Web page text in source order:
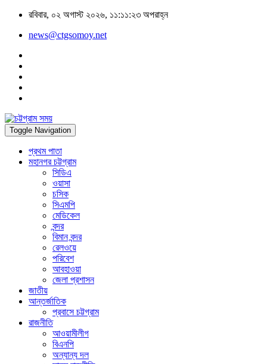
রবিবার, ০২ অগাস্ট ২০২৬, ১১:১১:২৩ অপরাহ্ন
news@ctgsomoy.net
Toggle Navigation
প্রথম পাতা
মহানগর চট্টগ্রাম
সিডিএ
ওয়াসা
চসিক
সিএমপি
মেডিকেল
বন্দর
বিমান বন্দর
রেলওয়ে
পরিবেশ
আবহাওয়া
জেলা প্রশাসন
জাতীয়
আন্তর্জাতিক
প্রবাসে চট্টগ্রাম
রাজনীতি
আওয়ামীলীগ
বিএনপি
অন্যান্য দল